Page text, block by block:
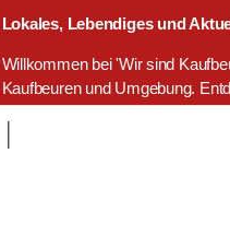
Lokales, Lebendiges und
Willkommen bei 'Wir sind
Kaufbeuren und Umgebung.
Einkaufsmöglichkeiten,
aktuell, kostenlos. Wir sind